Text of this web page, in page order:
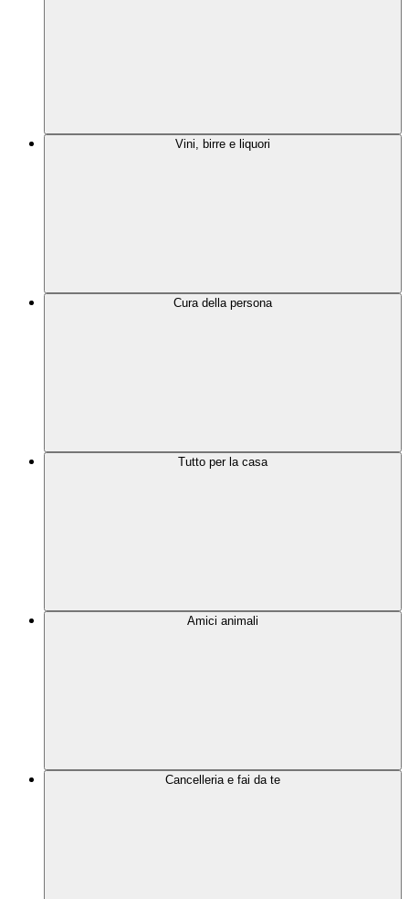
Vini, birre e liquori
Cura della persona
Tutto per la casa
Amici animali
Cancelleria e fai da te